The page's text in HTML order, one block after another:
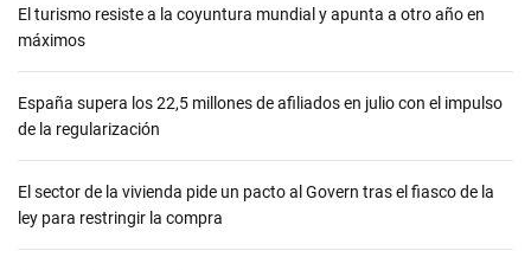
El turismo resiste a la coyuntura mundial y apunta a otro año en
máximos
España supera los 22,5 millones de afiliados en julio con el impulso
de la regularización
El sector de la vivienda pide un pacto al Govern tras el fiasco de la
ley para restringir la compra